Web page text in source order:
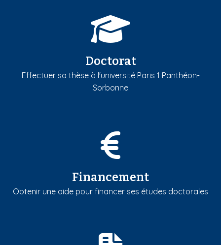
Doctorat
Effectuer sa thèse à l'université Paris 1 Panthéon-
Sorbonne
Financement
Obtenir une aide pour financer ses études doctorales